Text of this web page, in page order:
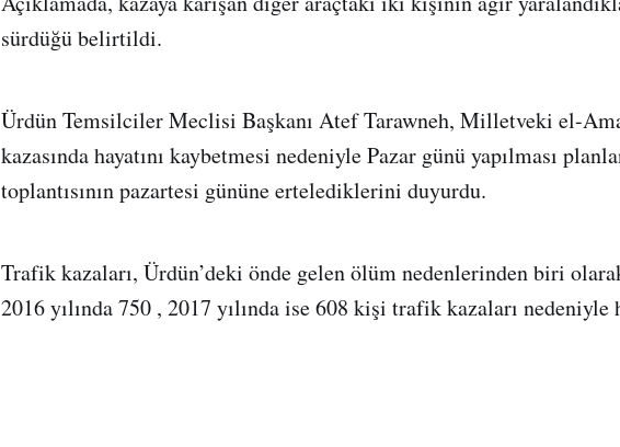
sürdüğü belirtildi.
Ürdün Temsilciler Meclisi Başkanı Atef Tarawneh, Milletveki el-
kazasında hayatını kaybetmesi nedeniyle Pazar günü yapılması
toplantısının pazartesi gününe ertelediklerini duyurdu.
Trafik kazaları, Ürdün’deki önde gelen ölüm nedenlerinden biri
2016 yılında 750 , 2017 yılında ise 608 kişi trafik kazaları nedeniyle